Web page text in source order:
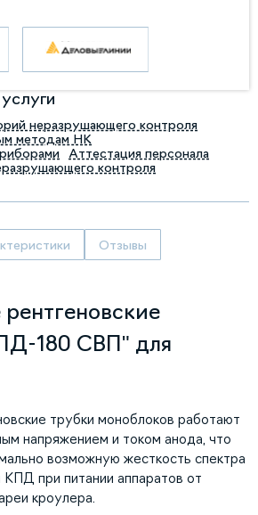
неразрушающего контроля
методам НК
Аттестация персонала
контроля
Отзывы
180 СВП" для
трубки моноблоков работают
напряжением и током анода, что
возможную жесткость спектра
КПД при питании аппаратов от
кроулера.